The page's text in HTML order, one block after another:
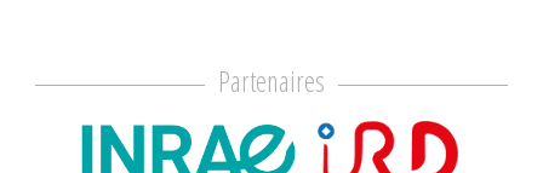
Partenaires